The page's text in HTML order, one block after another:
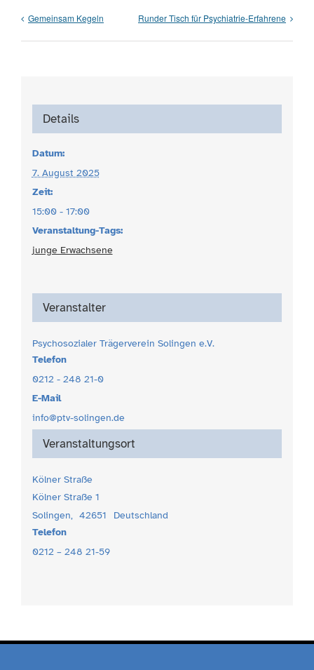
Gemeinsam Kegeln Runder Tisch für Psychiatrie-Erfahrene
Details
Datum:
7. August 2025
Zeit:
15:00 - 17:00
Veranstaltung-Tags:
junge Erwachsene
Veranstaltungsort
Kölner Straße
Kölner Straße 1
Solingen, 42651
Deutschland
Telefon
0212 – 248 21-59
Veranstalter
Psychosozialer Trägerverein Solingen e.V.
Telefon
0212 - 248 21-0
E-Mail
info@ptv-solingen.de